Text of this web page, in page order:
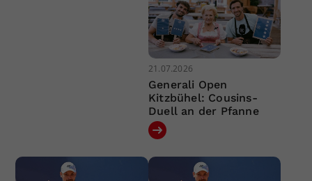
21.07.2026
Generali Open
Kitzbühel: Cousins-
Duell an der Pfanne